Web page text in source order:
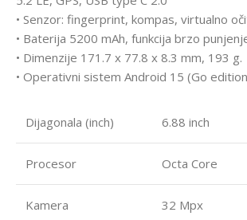
• Senzor: fingerprint, kompas, virtualno
• Baterija 5200 mAh, funkcija brzo
• Dimenzije 171.7 x 77.8 x 8.3 mm, 193 g.
• Operativni sistem Android 15 (Go
Dijagonala (inch) 6.88 inch
Procesor Octa Core
Kamera 32 Mpx